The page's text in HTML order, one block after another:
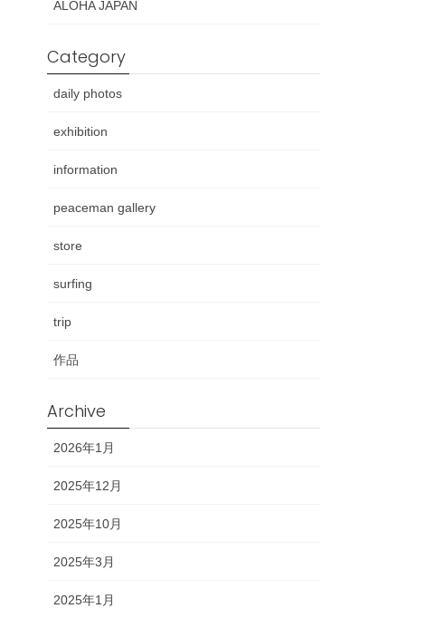
ALOHA JAPAN
Category
daily photos
exhibition
information
peaceman gallery
store
surfing
trip
作品
Archive
2026年1月
2025年12月
2025年10月
2025年3月
2025年1月